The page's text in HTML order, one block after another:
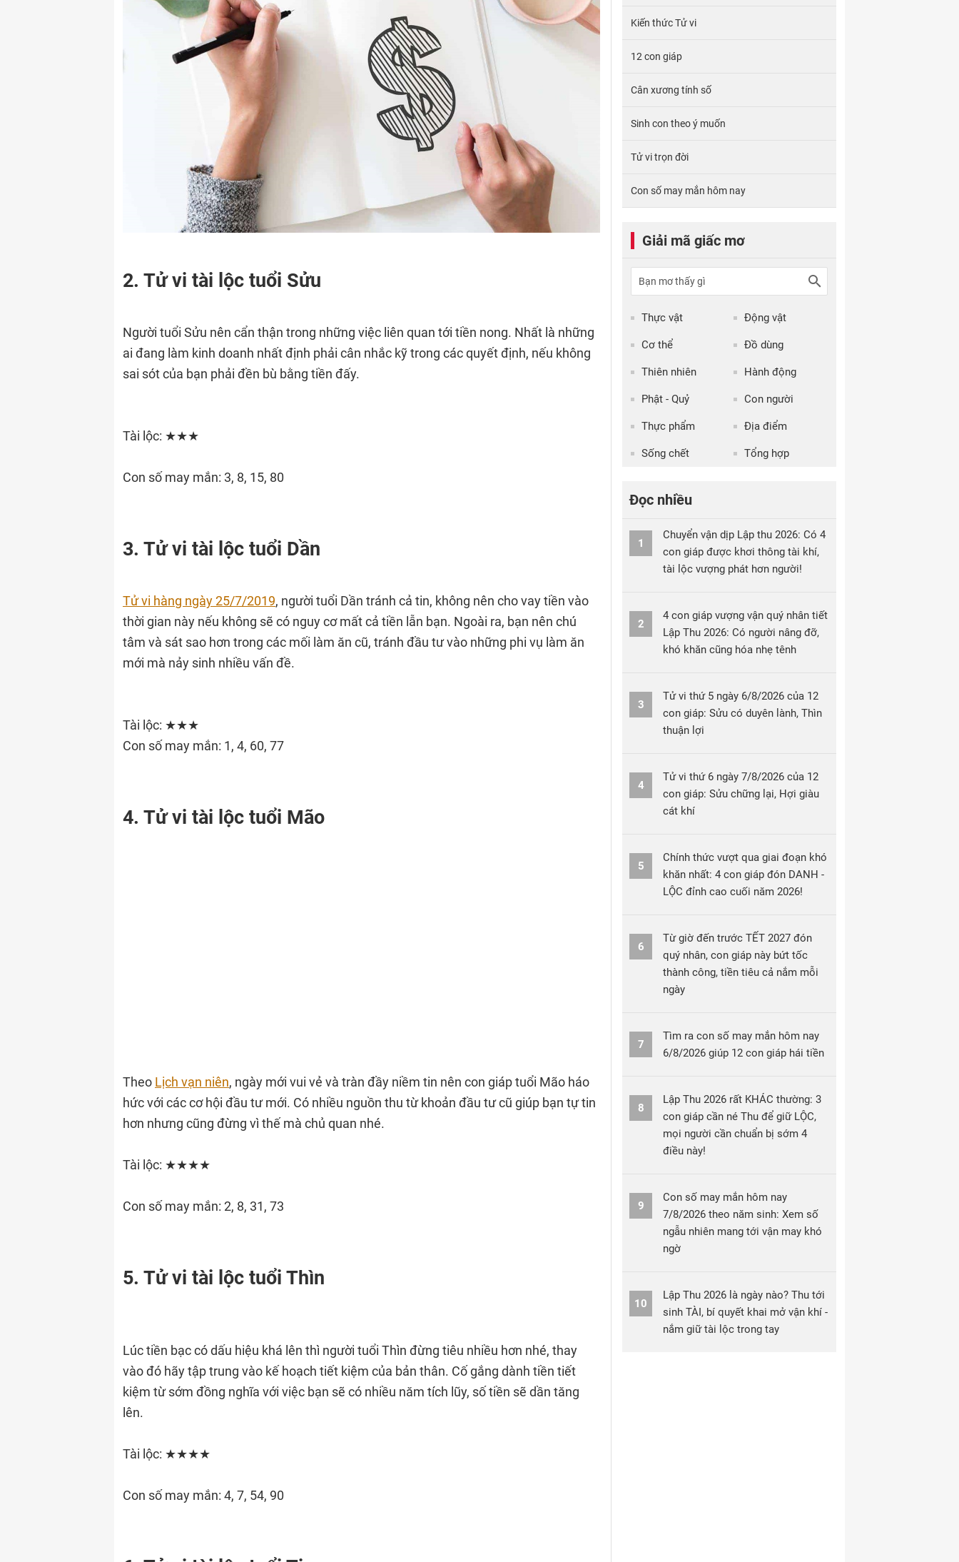
2. Tử vi tài lộc tuổi Sửu
Người tuổi Sửu nên cẩn thận trong những việc liên quan tới tiền nong. Nhất là những
ai đang làm kinh doanh nhất định phải cân nhắc kỹ trong các quyết định, nếu không
sai sót của bạn phải đền bù bằng tiền đấy.
Tài lộc: ★★★
Con số may mắn: 3, 8, 15, 80
3. Tử vi tài lộc tuổi Dần
Tử vi hàng ngày 25/7/2019, người tuổi Dần tránh cả tin, không nên cho vay tiền vào
thời gian này nếu không sẽ có nguy cơ mất cả tiền lẫn bạn. Ngoài ra, bạn nên chú
tâm và sát sao hơn trong các mối làm ăn cũ, tránh đầu tư vào những phi vụ làm ăn
mới mà nảy sinh nhiều vấn đề.
Tài lộc: ★★★
Con số may mắn: 1, 4, 60, 77
4. Tử vi tài lộc tuổi Mão
Theo Lịch vạn niên, ngày mới vui vẻ và tràn đầy niềm tin nên con giáp tuổi Mão háo
hức với các cơ hội đầu tư mới. Có nhiều nguồn thu từ khoản đầu tư cũ giúp bạn tự tin
hơn nhưng cũng đừng vì thế mà chủ quan nhé.
Tài lộc: ★★★★
Con số may mắn: 2, 8, 31, 73
5. Tử vi tài lộc tuổi Thìn
Lúc tiền bạc có dấu hiệu khá lên thì người tuổi Thìn đừng tiêu nhiều hơn nhé, thay
vào đó hãy tập trung vào kế hoạch tiết kiệm của bản thân. Cố gắng dành tiền tiết
kiệm từ sớm đồng nghĩa với việc bạn sẽ có nhiều năm tích lũy, số tiền sẽ dần tăng
lên.
Tài lộc: ★★★★
Con số may mắn: 4, 7, 54, 90
Kiến thức Tử vi
12 con giáp
Cân xương tính số
Sinh con theo ý muốn
Tử vi trọn đời
Con số may mắn hôm nay
Giải mã giấc mơ
Thực vật Động vật
Cơ thể Đồ dùng
Thiên nhiên Hành động
Phật - Quỷ Con người
Thực phẩm Địa điểm
Sống chết Tổng hợp
Đọc nhiều
1
Chuyển vận dịp Lập thu 2026: Có 4
con giáp được khơi thông tài khí,
tài lộc vượng phát hơn người!
2
4 con giáp vượng vận quý nhân tiết
Lập Thu 2026: Có người nâng đỡ,
khó khăn cũng hóa nhẹ tênh
3
Tử vi thứ 5 ngày 6/8/2026 của 12
con giáp: Sửu có duyên lành, Thìn
thuận lợi
4
Tử vi thứ 6 ngày 7/8/2026 của 12
con giáp: Sửu chững lại, Hợi giàu
cát khí
5
Chính thức vượt qua giai đoạn khó
khăn nhất: 4 con giáp đón DANH -
LỘC đỉnh cao cuối năm 2026!
6
Từ giờ đến trước TẾT 2027 đón
quý nhân, con giáp này bứt tốc
thành công, tiền tiêu cả nắm mỗi
ngày
7
Tìm ra con số may mắn hôm nay
6/8/2026 giúp 12 con giáp hái tiền
8
Lập Thu 2026 rất KHÁC thường: 3
con giáp cần né Thu để giữ LỘC,
mọi người cần chuẩn bị sớm 4
điều này!
9
Con số may mắn hôm nay
7/8/2026 theo năm sinh: Xem số
ngẫu nhiên mang tới vận may khó
ngờ
10
Lập Thu 2026 là ngày nào? Thu tới
sinh TÀI, bí quyết khai mở vận khí -
nắm giữ tài lộc trong tay